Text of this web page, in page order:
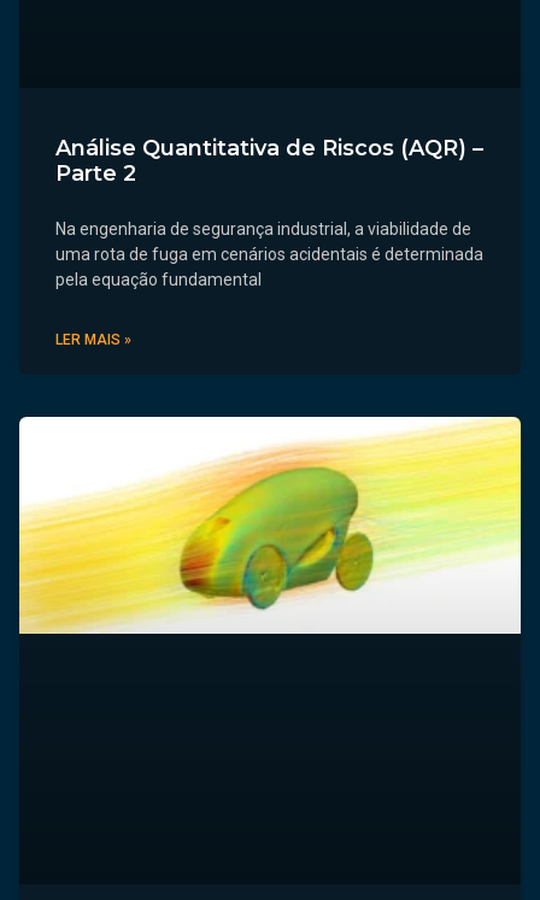
Análise Quantitativa de Riscos (AQR) –
Parte 2
Na engenharia de segurança industrial, a viabilidade de
uma rota de fuga em cenários acidentais é determinada
pela equação fundamental
LER MAIS »